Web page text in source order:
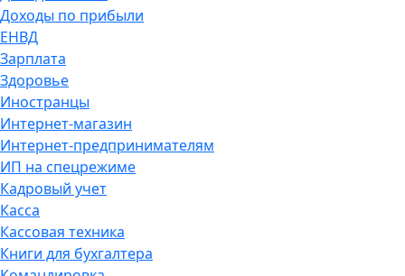
Доходы по прибыли
ЕНВД
Зарплата
Здоровье
Иностранцы
Интернет-магазин
Интернет-предпринимателям
ИП на спецрежиме
Кадровый учет
Касса
Кассовая техника
Книги для бухгалтера